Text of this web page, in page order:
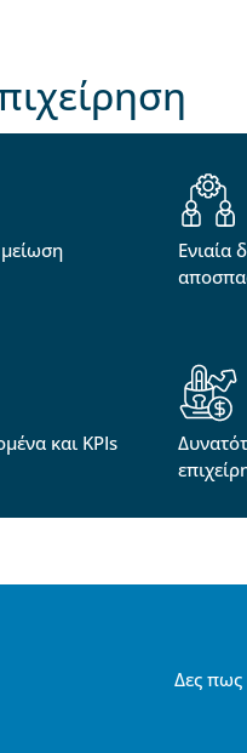
Ενιαία
και KPIs
Δες πως